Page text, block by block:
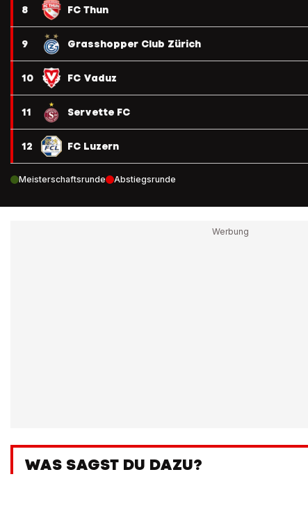
8 FC Thun
9 Grasshopper Club Zürich
10 FC Vaduz
11 Servette FC
12 FC Luzern
Meisterschaftsrunde Abstiegsrunde
WAS SAGST DU DAZU?